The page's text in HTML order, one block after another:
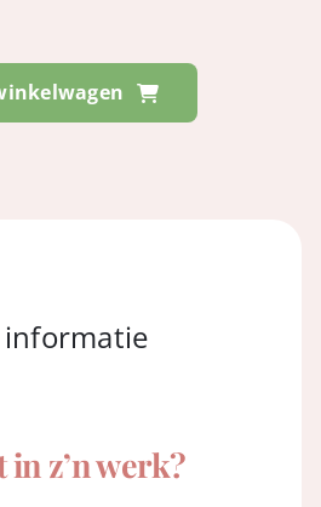
in z’n werk?